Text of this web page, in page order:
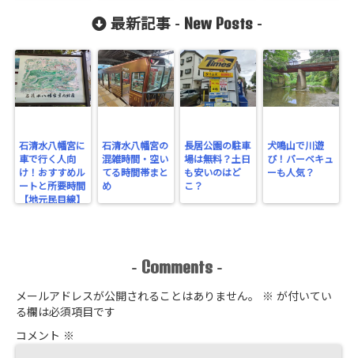
最新記事 - New Posts -
石清水八幡宮に
車で行く人向
け！おすすめル
ートと所要時間
【地元民目線】
石清水八幡宮の
混雑時間・空い
てる時間帯まと
め
長居公園の駐車
場は無料？土日
も安いのはど
こ？
犬鳴山で川遊
び！バーベキュ
ーも人気？
- Comments -
メールアドレスが公開されることはありません。 ※ が付いてい
る欄は必須項目です
コメント ※